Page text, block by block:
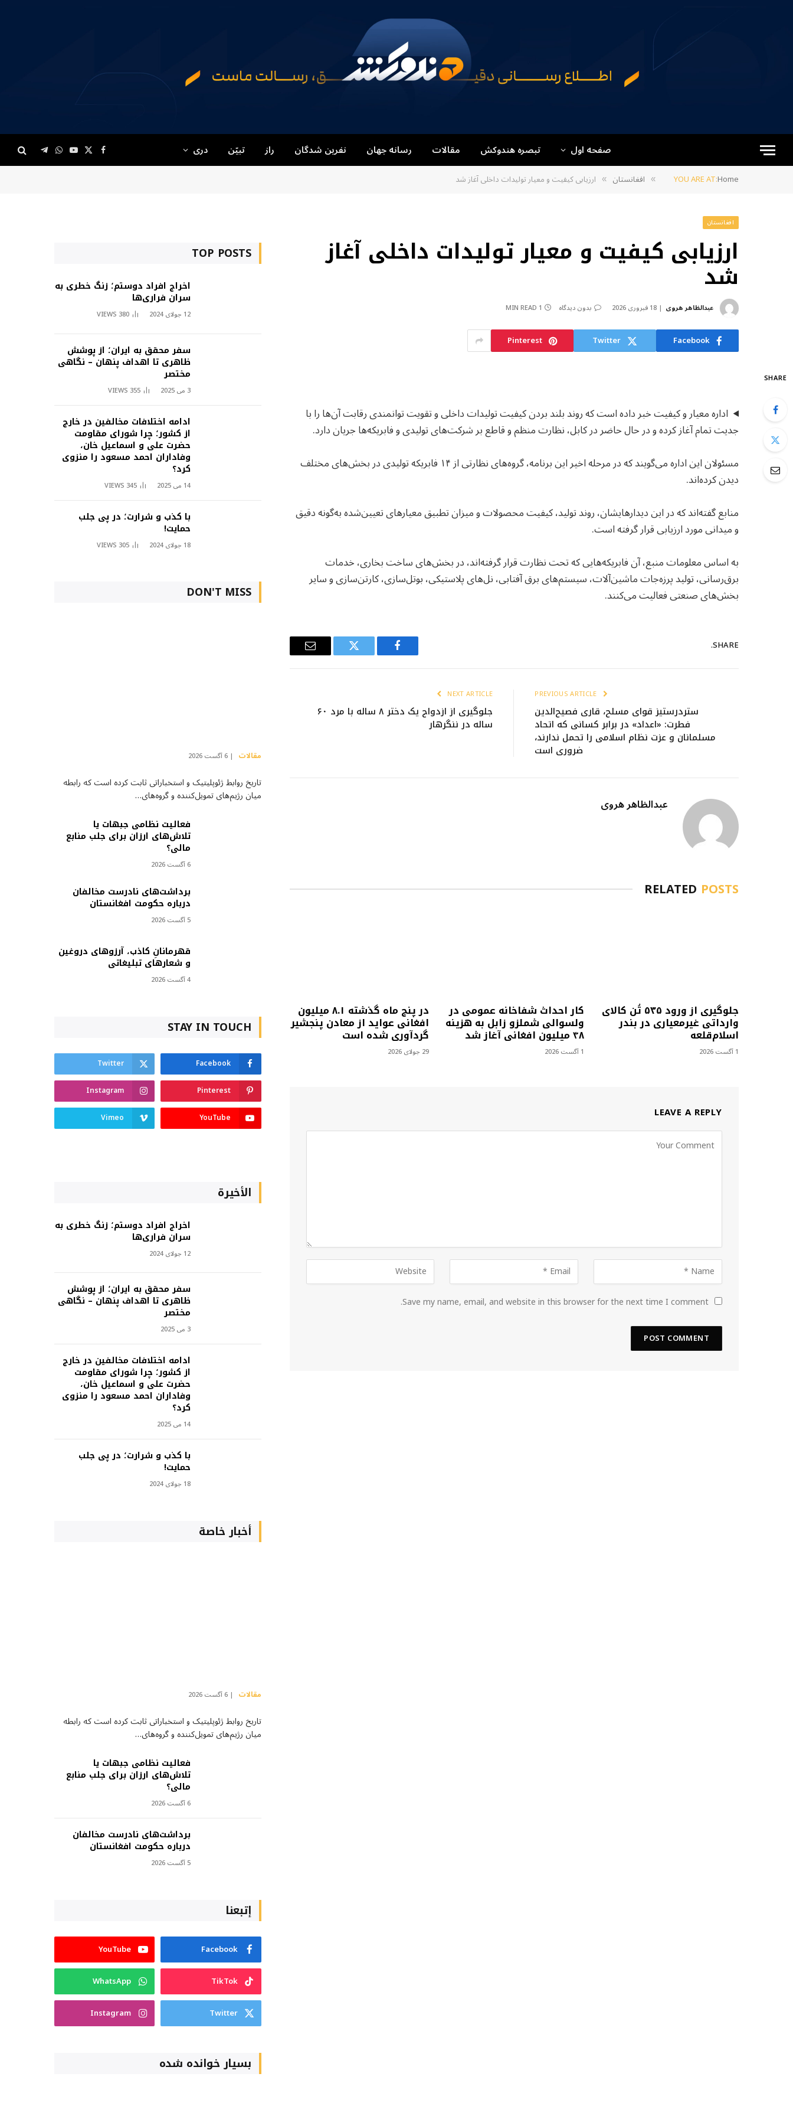
صفحه اول تبصره هندوکش مقالات رسانه جهان نفرین شدگان راز تبیّن دری Facebook
X
(Twitter)
YouTube
WhatsApp
Telegram
YOU ARE AT:Home
» افغانستان » ارزیابی کیفیت و معیار تولیدات داخلی آغاز شد
افغانستان
ارزیابی کیفیت و معیار تولیدات داخلی آغاز
شد
عبدالظاهر هروی 18 فبروری 2026 بدون دیدگاه 1 MIN READ
Facebook
Twitter
Pinterest
SHARE
اداره معیار و کیفیت خبر داده است که روند بلند بردن کیفیت تولیدات داخلی و تقویت توانمندی رقابت آن‌ها را با
جدیت تمام آغاز کرده و در حال حاضر در کابل، نظارت منظم و قاطع بر شرکت‌های تولیدی و فابریکه‌ها جریان دارد.
مسئولان این اداره می‌گویند که در مرحله اخیر این برنامه، گروه‌های نظارتی از ۱۴ فابریکه تولیدی در بخش‌های مختلف
دیدن کرده‌اند.
منابع گفته‌اند که در این دیدارهایشان، روند تولید، کیفیت محصولات و میزان تطبیق معیارهای تعیین‌شده به‌گونه دقیق
و میدانی مورد ارزیابی قرار گرفته است.
به اساس معلومات منبع، آن فابریکه‌هایی که تحت نظارت قرار گرفته‌اند، در بخش‌های ساخت بخاری، خدمات
برق‌رسانی، تولید پرزه‌جات ماشین‌آلات، سیستم‌های برق آفتابی، نل‌های پلاستیکی، بوتل‌سازی، کارتن‌سازی و سایر
بخش‌های صنعتی فعالیت می‌کنند.
SHARE.
Facebook
Twitter
Email
ستردرستیز قوای مسلح، قاری فصیح‌الدین
فطرت: «اعداد» در برابر کسانی که اتحاد
مسلمانان و عزت نظام اسلامی را تحمل ندارند،
ضروری است
NEXT ARTICLE
جلوگیری از ازدواج یک دختر ۸ ساله با مرد ۶۰
ساله در ننگرهار
عبدالظاهر هروی
RELATED POSTS
جلوگیری از ورود ۵۳۵ تُن کالای
وارداتی غیرمعیاری در بندر
اسلام‌قلعه
1 آگست 2026
کار احداث شفاخانه عمومی در
ولسوالی شملزو زابل به هزینه
۴۸ میلیون افغانی آغاز شد
1 آگست 2026
در پنج ماه گذشته ۸.۱ میلیون
افغانی عواید از معادن پنجشیر
گردآوری شده است
29 جولای 2026
LEAVE A REPLY
Save my name, email, and website in this browser for the next time I comment.
TOP POSTS
اخراج افراد دوستم؛ زنگ خطری به
سران فراری‌ها
12 جولای 2024 380
VIEWS
سفر محقق به ایران؛ از پوشش
ظاهری تا اهداف پنهان – نگاهی
مختصر
3 می 2025 355
VIEWS
ادامه اختلافات مخالفین در خارج
از کشور؛ چرا شورای مقاومت
حضرت علی و اسماعیل خان،
وفاداران احمد مسعود را منزوی
کرد؟
14 می 2025 345
VIEWS
با کذب و شرارت؛ در پی جلب
حمایت!
18 جولای 2024 305
VIEWS
DON'T MISS
مقالات 6 آگست 2026
تاریخ روابط ژئوپلیتیک و استخباراتی ثابت کرده است که رابطه
میان رژیم‌های تمویل‌کننده و گروه‌های…
فعالیت نظامی جبهات یا
تلاش‌های ارزان برای جلب منابع
مالی؟
6 آگست 2026
برداشت‌های نادرست مخالفان
درباره حکومت افغانستان
5 آگست 2026
قهرمانانِ کاذب، آرزوهای دروغین
و شعارهای تبلیغاتی
4 آگست 2026
STAY IN TOUCH
Facebook
Twitter
Pinterest
Instagram
YouTube
Vimeo
الأخيرة
اخراج افراد دوستم؛ زنگ خطری به
سران فراری‌ها
12 جولای 2024
سفر محقق به ایران؛ از پوشش
ظاهری تا اهداف پنهان – نگاهی
مختصر
3 می 2025
ادامه اختلافات مخالفین در خارج
از کشور؛ چرا شورای مقاومت
حضرت علی و اسماعیل خان،
وفاداران احمد مسعود را منزوی
کرد؟
14 می 2025
با کذب و شرارت؛ در پی جلب
حمایت!
18 جولای 2024
أخبار خاصة
مقالات 6 آگست 2026
تاریخ روابط ژئوپلیتیک و استخباراتی ثابت کرده است که رابطه
میان رژیم‌های تمویل‌کننده و گروه‌های…
فعالیت نظامی جبهات یا
تلاش‌های ارزان برای جلب منابع
مالی؟
6 آگست 2026
برداشت‌های نادرست مخالفان
درباره حکومت افغانستان
5 آگست 2026
إتبعنا
Facebook
YouTube
TikTok
WhatsApp
Twitter
Instagram
بسیار خوانده شده